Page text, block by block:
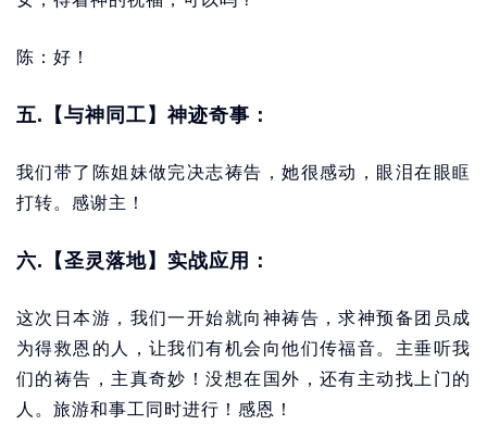
陈：好！
五.【与神同工】神迹奇事：
我们带了陈姐妹做完决志祷告，她很感动，眼泪在眼眶
打转。感谢主！
六.【圣灵落地】实战应用：
这次日本游，我们一开始就向神祷告，求神预备团员成
为得救恩的人，让我们有机会向他们传福音。主垂听我
们的祷告，主真奇妙！没想在国外，还有主动找上门的
人。旅游和事工同时进行！感恩！